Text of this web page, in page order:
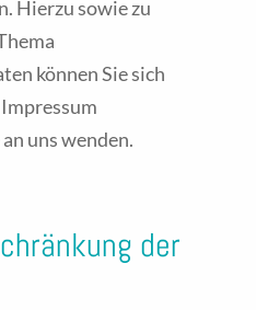
Hierzu sowie zu
können Sie sich
uns wenden.
der